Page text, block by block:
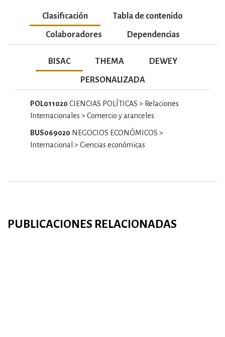
Clasificación Tabla de contenido
Colaboradores Dependencias
BISAC THEMA DEWEY
PERSONALIZADA
POL011020 CIENCIAS POLÍTICAS > Relaciones
Internacionales > Comercio y aranceles
BUS069020 NEGOCIOS ECONÓMICOS >
Internacional > Ciencias económicas
PUBLICACIONES RELACIONADAS